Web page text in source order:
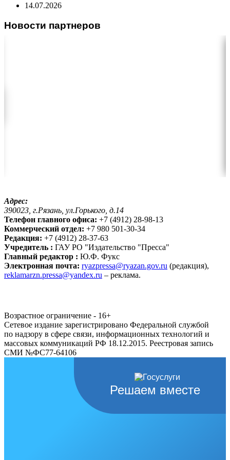
14.07.2026
Новости партнеров
Адрес:
390023, г.Рязань, ул.Горького, д.14
Телефон главного офиса: +7 (4912) 28-98-13
Коммерческий отдел: +7 980 501-30-34
Редакция: +7 (4912) 28-37-63
Учредитель : ГАУ РО "Издательство "Пресса"
Главный редактор : Ю.Ф. Фукс
Электронная почта: ryazpressa@ryazan.gov.ru (редакция),
reklamarzn.pressa@yandex.ru – реклама.
Возрастное ограничение - 16+
Сетевое издание зарегистрировано Федеральной службой
по надзору в сфере связи, информационных технологий и
массовых коммуникаций РФ 18.12.2015. Реестровая запись
СМИ №ФС77-64106
Решаем вместе